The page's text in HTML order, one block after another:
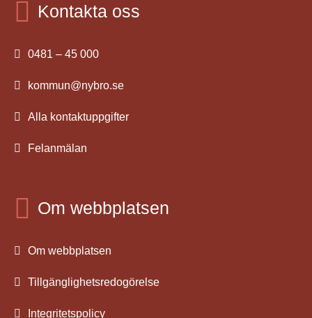
Kontakta oss
0481 – 45 000
kommun@nybro.se
Alla kontaktuppgifter
Felanmälan
Om webbplatsen
Om webbplatsen
Tillgänglighetsredogörelse
Integritetspolicy